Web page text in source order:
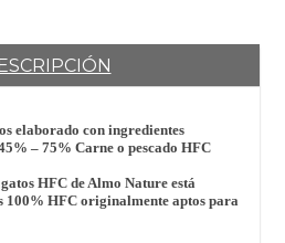
elaborado con ingredientes
– 75% Carne o pescado HFC
HFC de Almo Nature está
100% HFC originalmente aptos para